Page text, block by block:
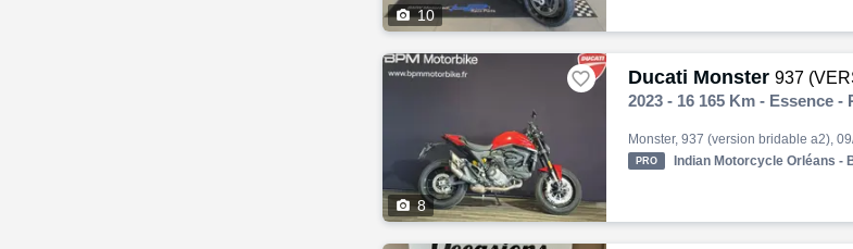
 10
 8
Ducati Monster 937

2023 - 16 165 Km - Essence -
PRO Indian Motorcycle Orléans -